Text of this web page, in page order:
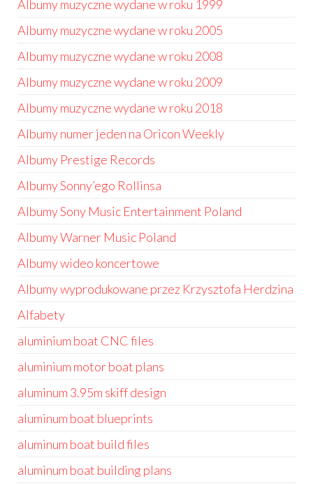
Albumy muzyczne wydane w roku 1999
Albumy muzyczne wydane w roku 2005
Albumy muzyczne wydane w roku 2008
Albumy muzyczne wydane w roku 2009
Albumy muzyczne wydane w roku 2018
Albumy numer jeden na Oricon Weekly
Albumy Prestige Records
Albumy Sonny’ego Rollinsa
Albumy Sony Music Entertainment Poland
Albumy Warner Music Poland
Albumy wideo koncertowe
Albumy wyprodukowane przez Krzysztofa Herdzina
Alfabety
aluminium boat CNC files
aluminium motor boat plans
aluminum 3.95m skiff design
aluminum boat blueprints
aluminum boat build files
aluminum boat building plans